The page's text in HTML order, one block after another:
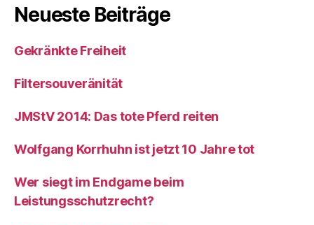
Neueste Beiträge
Gekränkte Freiheit
Filtersouveränität
JMStV 2014: Das tote Pferd reiten
Wolfgang Korrhuhn ist jetzt 10 Jahre tot
Wer siegt im Endgame beim
Leistungsschutzrecht?